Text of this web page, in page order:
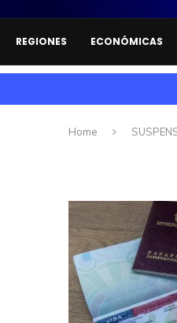
REGIONES ECONÓMICAS
Home